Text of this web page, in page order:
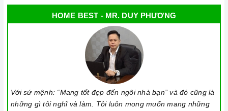
HOME BEST - MR. DUY PHƯƠNG
Với sứ mệnh: “Mang tốt đẹp đến ngôi nhà bạn” và đó cũng là
những gì tôi nghĩ và làm. Tôi luôn mong muốn mang những